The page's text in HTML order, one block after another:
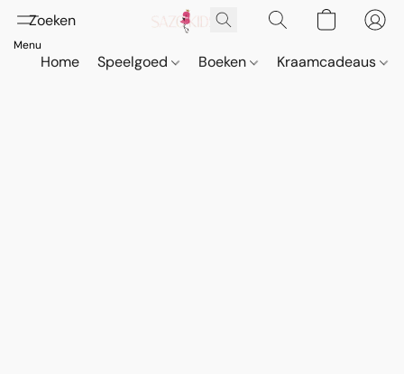
Home Speelgoed Boeken Kraamcadeaus